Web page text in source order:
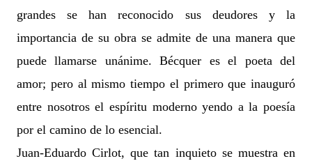
grandes se han reconocido sus deudores y la
importancia de su obra se admite de una manera que
puede llamarse unánime. Bécquer es el poeta del
amor; pero al mismo tiempo el primero que inauguró
entre nosotros el espíritu moderno yendo a la poesía
por el camino de lo esencial.
Juan-Eduardo Cirlot, que tan inquieto se muestra en